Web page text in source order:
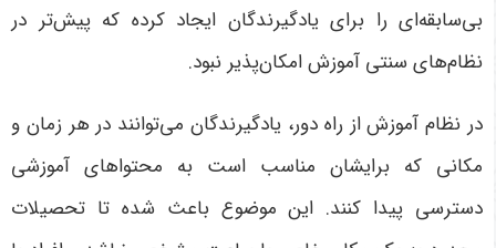
بی‌سابقه‌ای را برای یادگیرندگان ایجاد کرده که پیش‌تر در
نظام‌های سنتی آموزش امکان‌پذیر نبود.
در نظام آموزش از راه دور، یادگیرندگان می‌توانند در هر زمان و
مکانی که برایشان مناسب است به محتواهای آموزشی
دسترسی پیدا کنند. این موضوع باعث شده تا تحصیلات